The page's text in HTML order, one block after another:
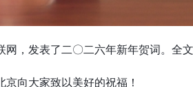
，发表了二〇二六年新年贺词。全文
向大家致以美好的祝福！